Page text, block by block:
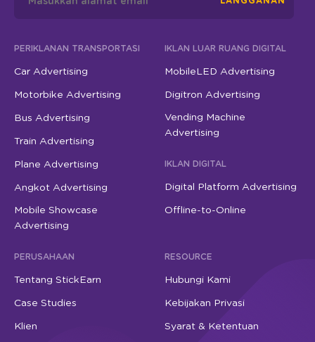
PERIKLANAN TRANSPORTASI
Car Advertising
Motorbike Advertising
Bus Advertising
Train Advertising
Plane Advertising
Angkot Advertising
Mobile Showcase
Advertising
IKLAN LUAR RUANG DIGITAL
MobileLED Advertising
Digitron Advertising
Vending Machine
Advertising
IKLAN DIGITAL
Digital Platform Advertising
Offline-to-Online
PERUSAHAAN
Tentang StickEarn
Case Studies
Klien
RESOURCE
Hubungi Kami
Kebijakan Privasi
Syarat & Ketentuan